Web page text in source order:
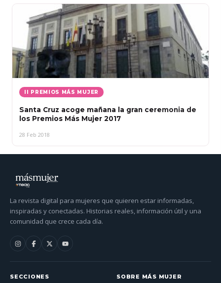
II PREMIOS MÁS MUJER
Santa Cruz acoge mañana la gran ceremonia de
los Premios Más Mujer 2017
28 Feb 2018
La revista digital para mujeres que quieren estar informadas,
inspiradas y conectadas. Historias reales, información útil y una
comunidad que crece cada día.
SECCIONES SOBRE MÁS MUJER